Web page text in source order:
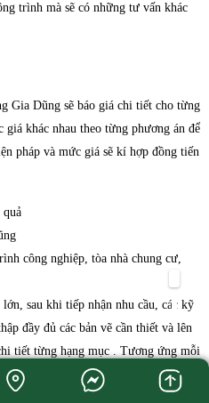
trình mà sẽ có những tư vấn khác
Gia Dũng sẽ báo giá chi tiết cho từng
khác nhau theo từng phương án để
pháp và mức giá sẽ kí hợp đồng tiến
công nghiệp, tòa nhà chung cư,
sau khi tiếp nhận nhu cầu, các kỹ
đầy đủ các bản vẽ cần thiết và lên
tiết từng hạng mục . Tương ứng mỗi
cách bài bản và chuyên nghiệp